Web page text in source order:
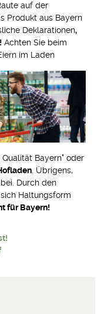
auf der
Produkt aus Bayern
Deklarationen,
Achten Sie beim
im Laden
Bayern" oder
. Übrigens,
Durch den
Haltungsform
für Bayern!